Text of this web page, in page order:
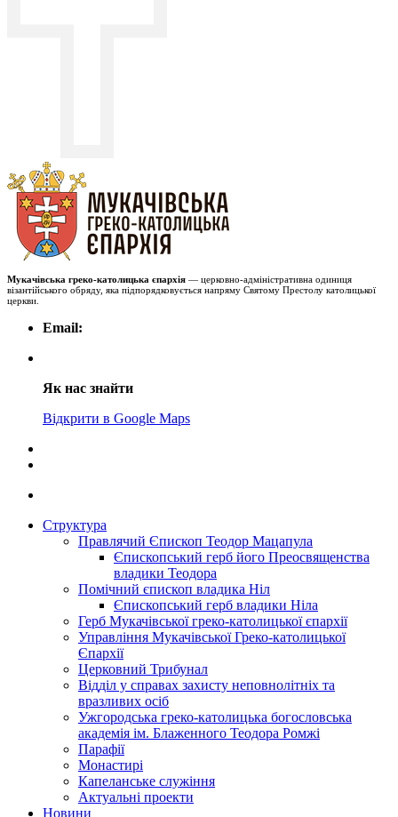
Мукачівська греко-католицька єпархія — церковно-адміністративна одиниця
візантійського обряду, яка підпорядковується напряму Святому Престолу католицької
церкви.
Email:
Як нас знайти
Відкрити в Google Maps
Структура
Правлячий Єпископ Теодор Мацапула
Єпископський герб його Преосвященства
владики Теодора
Помічний єпископ владика Ніл
Єпископський герб владики Ніла
Герб Мукачівської греко-католицької єпархії
Управління Мукачівської Греко-католицької
Єпархії
Церковний Трибунал
Відділ у справах захисту неповнолітніх та
вразливих осіб
Ужгородська греко-католицька богословська
академія ім. Блаженного Теодора Ромжі
Парафії
Монастирі
Капеланське служіння
Актуальні проекти
Новини